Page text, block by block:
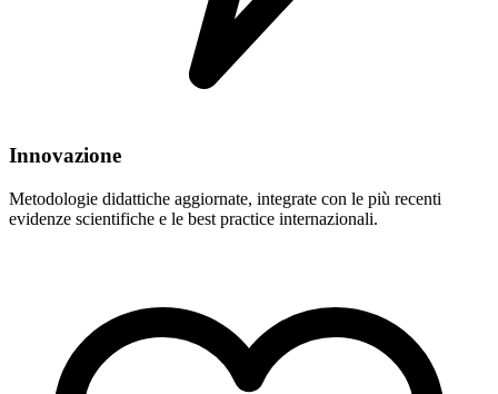
Innovazione
Metodologie didattiche aggiornate, integrate con le più recenti
evidenze scientifiche e le best practice internazionali.